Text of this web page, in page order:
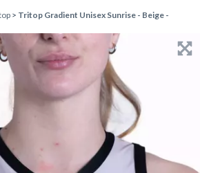
> Tritop Gradient Unisex Sunrise - Beige -